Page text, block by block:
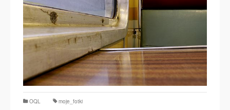
OQL moje_fotki